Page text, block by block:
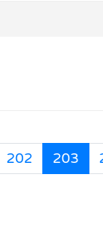
202 203(目